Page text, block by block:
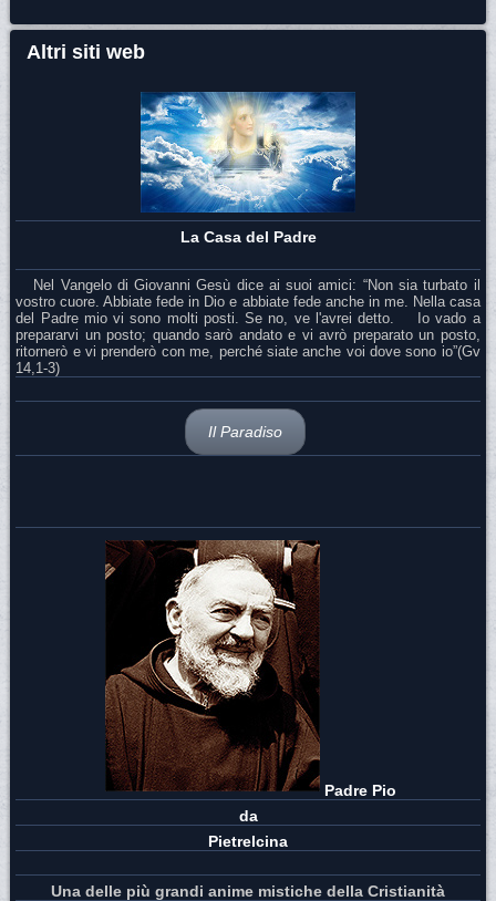
Altri siti web
La Casa del Padre
Nel Vangelo di Giovanni Gesù dice ai suoi amici: “Non sia turbato il
vostro cuore. Abbiate fede in Dio e abbiate fede anche in me. Nella casa
del Padre mio vi sono molti posti. Se no, ve l'avrei detto. Io vado a
prepararvi un posto; quando sarò andato e vi avrò preparato un posto,
ritornerò e vi prenderò con me, perché siate anche voi dove sono io”(Gv
14,1-3)
Il Paradiso
Padre Pio
da
Pietrelcina
Una delle più grandi anime mistiche della Cristianità